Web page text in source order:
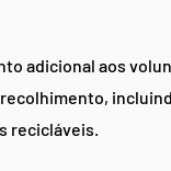
adicional aos
recicláveis.